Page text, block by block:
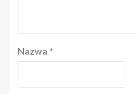
Nazwa *